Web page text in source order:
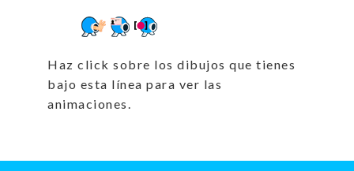
Haz click sobre los dibujos que tienes
bajo esta línea para ver las
animaciones.